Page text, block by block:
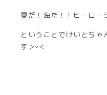
夏だ！海だ！！ヒーロー
ということでけいとち
す＞ᵕ＜